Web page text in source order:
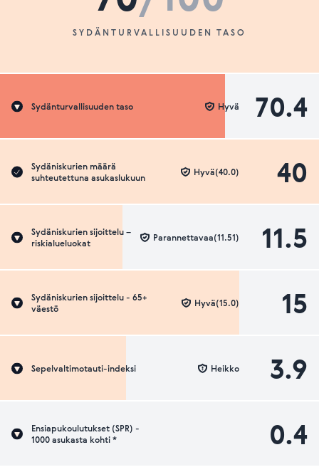
SYDÄNTURVALLISUUDEN TASO
Sydänturvallisuuden taso 70.4
Hyvä
Sydäniskurien määrä
suhteutettuna asukaslukuun
40
Hyvä(40.0)
Sydäniskurien sijoittelu –
riskialueluokat
11.5
Parannettavaa(11.51)
Sydäniskurien sijoittelu - 65+
väestö
15
Hyvä(15.0)
Sepelvaltimotauti-indeksi 3.9
Heikko
Ensiapukoulutukset (SPR) -
1000 asukasta kohti *
0.4